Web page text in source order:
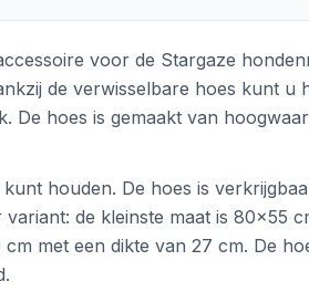
voor de Stargaze
de verwisselbare hoes kunt u
De hoes is gemaakt van
houden. De hoes is
de kleinste maat is 80x55
met een dikte van 27 cm. De